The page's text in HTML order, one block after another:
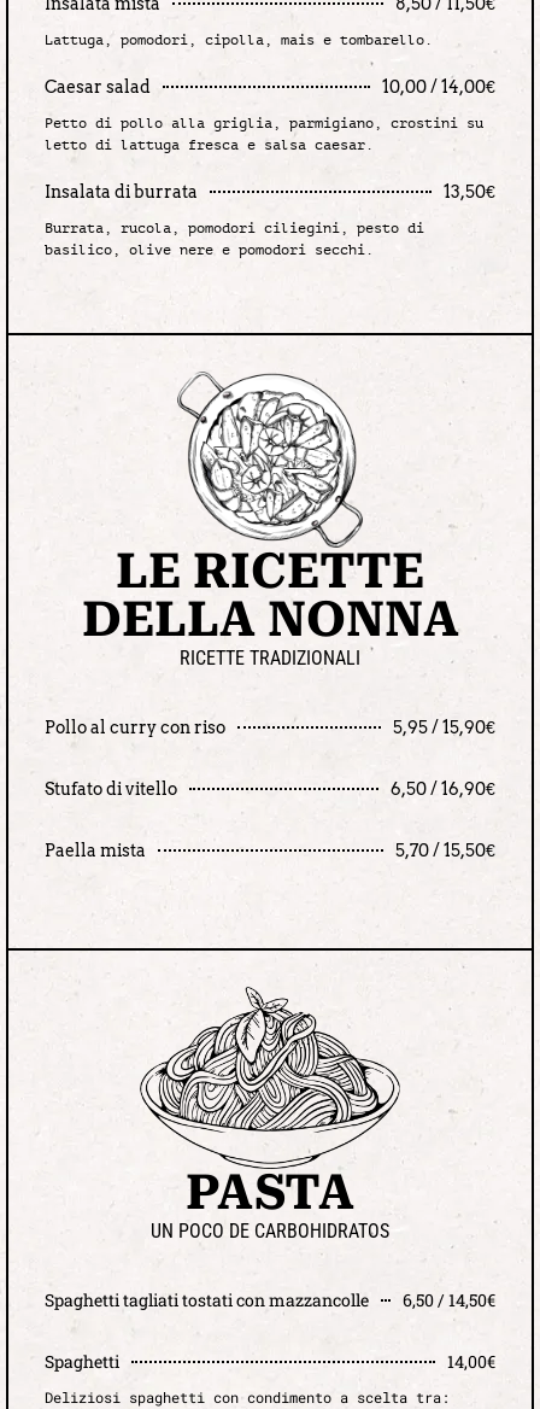
Lattuga, pomodori, cipolla, mais e tombarello.
Caesar salad 10,00 / 14,00€
Petto di pollo alla griglia, parmigiano, crostini su
letto di lattuga fresca e salsa caesar.
Insalata di burrata 13,50€
Burrata, rucola, pomodori ciliegini, pesto di
basilico, olive nere e pomodori secchi.
LE RICETTE
DELLA NONNA
RICETTE TRADIZIONALI
Pollo al curry con riso 5,95 / 15,90€
Stufato di vitello 6,50 / 16,90€
Paella mista 5,70 / 15,50€
PASTA
UN POCO DE CARBOHIDRATOS
Spaghetti tagliati tostati con mazzancolle 6,50 / 14,50€
Spaghetti 14,00€
Deliziosi spaghetti con condimento a scelta tra: